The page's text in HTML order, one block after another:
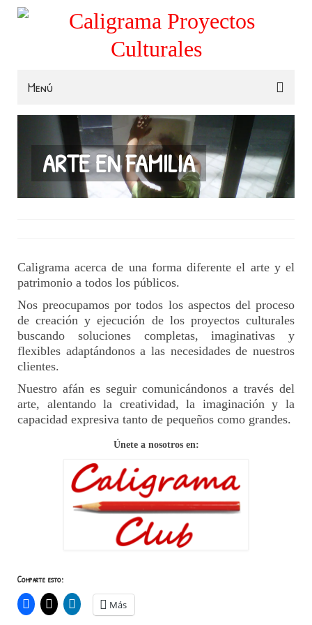
Menú
Familias
Colegios
Museos e Instituciones
ARTE EN FAMILIA
Caligrama acerca de una forma diferente el arte y el
patrimonio a todos los públicos.
Nos preocupamos por todos los aspectos del proceso
de creación y ejecución de los proyectos culturales
buscando soluciones completas, imaginativas y
flexibles adaptándonos a las necesidades de nuestros
clientes.
Nuestro afán es seguir comunicándonos a través del
arte, alentando la creatividad, la imaginación y la
capacidad expresiva tanto de pequeños como grandes.
Únete a nosotros en:
Comparte esto:
Más